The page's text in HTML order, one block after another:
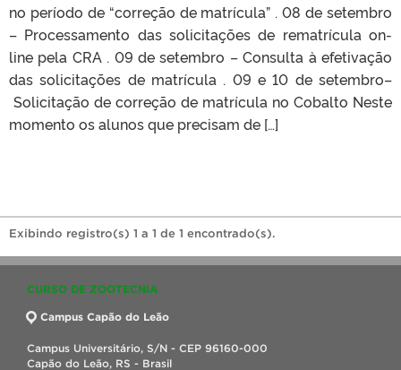
no período de “correção de matrícula” . 08 de setembro
– Processamento das solicitações de rematrícula on-
line pela CRA . 09 de setembro – Consulta à efetivação
das solicitações de matrícula . 09 e 10 de setembro–
Solicitação de correção de matrícula no Cobalto Neste
momento os alunos que precisam de […]
Exibindo registro(s) 1 a 1 de 1 encontrado(s).
CURSO DE ZOOTECNIA
Campus Capão do Leão
Campus Universitário, S/N - CEP 96160-000
Capão do Leão, RS - Brasil